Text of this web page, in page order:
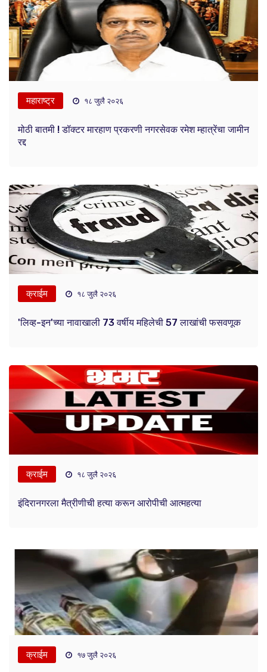
महाराष्ट्र १८ जुलै २०२६
मोठी बातमी ! डॉक्टर मारहाण प्रकरणी नगरसेवक रमेश म्हात्रेंचा जामीन
रद्द
क्राईम १८ जुलै २०२६
'लिव्ह-इन'च्या नावाखाली 73 वर्षीय महिलेची 57 लाखांची फसवणूक
क्राईम १८ जुलै २०२६
इंदिरानगरला मैत्रीणीची हत्या करून आरोपीची आत्महत्या
क्राईम १७ जुलै २०२६